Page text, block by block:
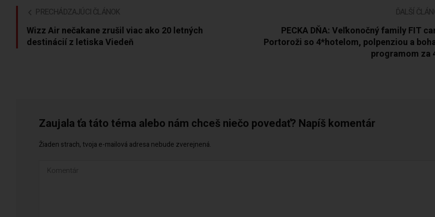
PRECHÁDZAJÚCI ČLÁNOK
Wizz Air nečakane zrušil viac ako 20 letných
destinácií z letiska Viedeň
ĎALŠÍ
PECKA DŇA: Veľkonočný family FIT
Portoroži so 4*hotelom, polpenziou a
programom za
Zaujala ťa táto téma alebo nám chceš niečo povedať? Napíš komentár
Žiaden strach, tvoja e-mailová adresa nebude zverejnená.